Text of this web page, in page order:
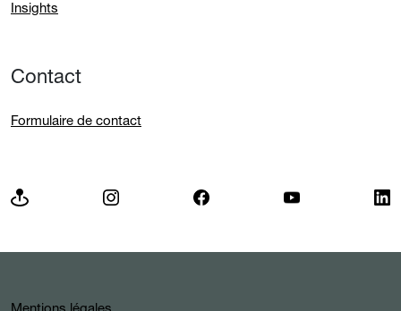
Insights
Contact
Formulaire de contact